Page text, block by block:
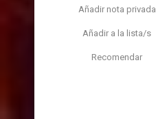
Añadir nota privada
Añadir a la lista/s
Recomendar